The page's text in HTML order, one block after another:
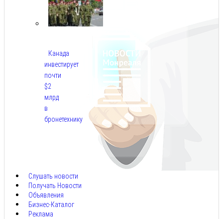
Канада
инвестирует
почти
$2
млрд
в
бронетехнику
Слушать новости
Получать Новости
Объявления
Бизнес-Каталог
Реклама